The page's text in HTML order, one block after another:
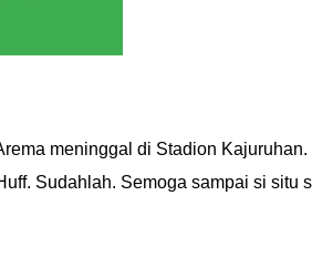
meninggal di Stadion Kajuruhan.
Sudahlah. Semoga sampai si situ